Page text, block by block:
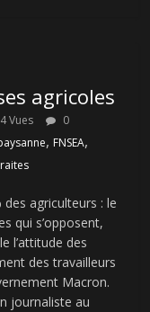
agricoles
Vues
0
, FNSEA,
agriculteurs : le
qui s’opposent,
l’attitude des
des travailleurs
Macron.
journaliste au